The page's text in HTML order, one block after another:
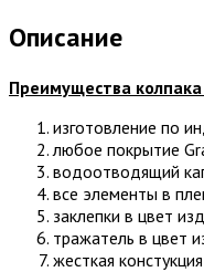
Описание
Преимущества колпака
изготовление по
любое покрытие
водоотводящий
все элементы в
заклепки в цвет
тражатель в цвет
жесткая констукция